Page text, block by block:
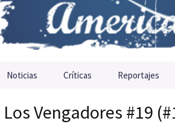
Saltar al contenido
Noticias Críticas Reportajes
Los Vengadores #19